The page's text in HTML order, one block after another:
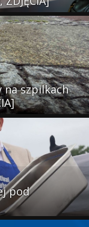
na szpilkach
pod